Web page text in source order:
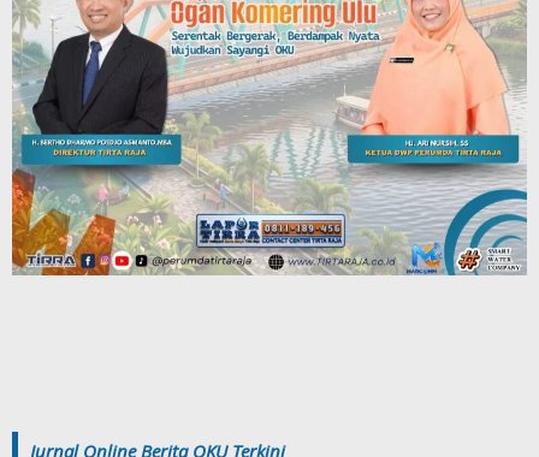
Jurnal Online Berita OKU Terkini